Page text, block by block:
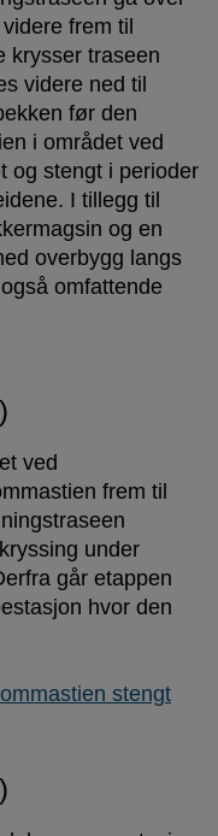
frem til
krysser traseen
videre ned til
før den
i området ved
og stengt i perioder
I tillegg til
og en
overbygg langs
omfattende
ved
frem til
under
går etappen
hvor den
stengt